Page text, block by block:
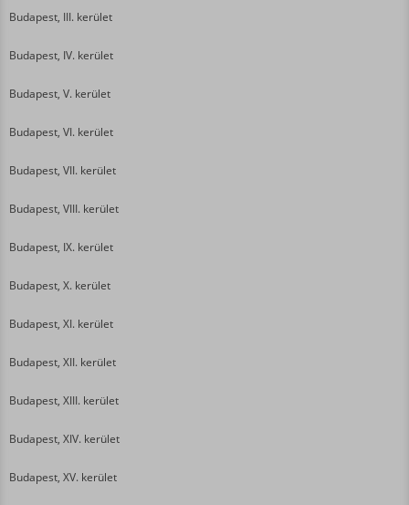
Budapest, III. kerület
Budapest, IV. kerület
Budapest, V. kerület
Budapest, VI. kerület
Budapest, VII. kerület
Budapest, VIII. kerület
Budapest, IX. kerület
Budapest, X. kerület
Budapest, XI. kerület
Budapest, XII. kerület
Budapest, XIII. kerület
Budapest, XIV. kerület
Budapest, XV. kerület